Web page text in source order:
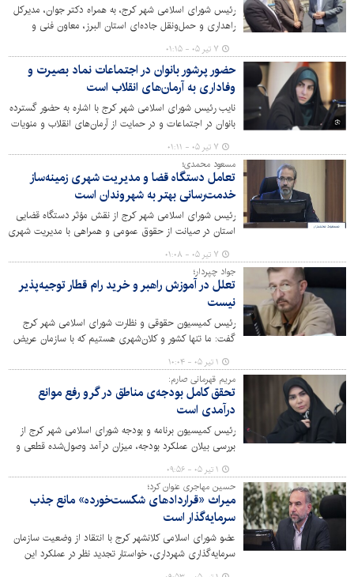
رئیس شورای اسلامی شهر کرج، به همراه دکتر جوان، مدیرکل
راهداری و حمل‌ونقل جاده‌ای استان البرز، معاون فنی و
عمرانی و رئیس سازمان عمران شهرداری از پروژه تعریض پل
راه‌آهن جاده قزلحصار بازدید کرد و روند پیشرفت آن را مورد
ارزیابی قرار داد.
۷ تیر ۰۵ - ۰۱:۱۵
حضور پرشور بانوان در اجتماعات نماد بصیرت و
وفاداری به آرمان‌های انقلاب است
نایب رئیس شورای اسلامی شهر کرج با اشاره به حضور گسترده
بانوان در اجتماعات و در حمایت از آرمان‌های انقلاب و منویات
مقام معظم رهبری(مدظله‌العالی) گفت: بانوان ایرانی بار دیگر
نشان دادند که در صحنه‌های حساس اجتماعی و انقلابی،
نقشی تعیین‌کننده و اثرگذار دارند.
۷ تیر ۰۵ - ۰۱:۱۱
مسعود محمدی؛
تعامل دستگاه قضا و مدیریت شهری زمینه‌ساز
خدمت‌رسانی بهتر به شهروندان است
رئیس شورای اسلامی شهر کرج از نقش مؤثر دستگاه قضایی
استان در صیانت از حقوق عمومی و همراهی با مدیریت شهری
در حل مسائل و پرونده‌های شهری تقدیر کرد.
۷ تیر ۰۵ - ۰۱:۰۸
جواد چپردار؛
تعلل در آموزش راهبر و خرید رام قطار توجیه‌پذیر
نیست
رئیس کمیسیون حقوقی و نظارت شورای اسلامی شهر کرج
گفت: ما تنها کشور و کلان‌شهری هستیم که با سازمان عریض
و طویلی به نام حمل و نقل ریلی و متروی درون شهری، بدون
تامین راهبر و رام قطار به تعداد مورد نیاز، این مجموعه را
مدیریت می‌کنیم.
۱ تیر ۰۵ - ۱۰:۰۴
مریم قهرمانی صارم:
تحقق کامل بودجه‌ی مناطق در گرو رفع موانع
درآمدی است
رئیس کمیسیون برنامه و بودجه شورای اسلامی شهر کرج از
بررسی بیلان عملکرد بودجه، میزان درآمد وصول‌شده قطعی و
شناسایی موانع جذب درآمدهای پیش‌بینی‌شده در مناطق
دهگانه شهرداری کرج خبر داد.
۱ تیر ۰۵ - ۰۹:۵۶
حسین مهاجری عنوان کرد؛
میراث «قراردادهای شکست‌خورده» مانع جذب
سرمایه‌گذار است
عضو شورای اسلامی کلانشهر کرج با انتقاد از وضعیت سازمان
سرمایه‌گذاری شهرداری، خواستار تجدید نظر در عملکرد این
مجموعه شد.